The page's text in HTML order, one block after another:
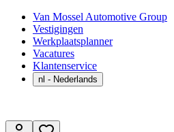
Van Mossel Automotive Group
Vestigingen
Werkplaatsplanner
Vacatures
Klantenservice
nl - Nederlands